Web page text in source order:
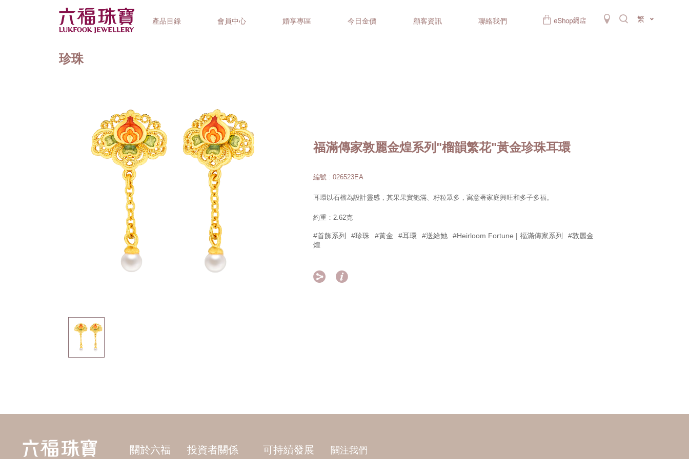
產品目錄 會員中心 婚享專區 今日金價 顧客資訊 聯絡我們 繁
珍珠
福滿傳家敦麗金煌系列"榴韻繁花"黃金珍珠耳環
編號 : 026523EA
耳環以石榴為設計靈感，其果果實飽滿、籽粒眾多，寓意著家庭興旺和多子多福。
約重：2.62克
#首飾系列 #珍珠 #黃金 #耳環 #送給她 #Heirloom Fortune | 福滿傳家系列
#敦麗金
煌
 
關於六福 投資者關係 可持續發展 關注我們